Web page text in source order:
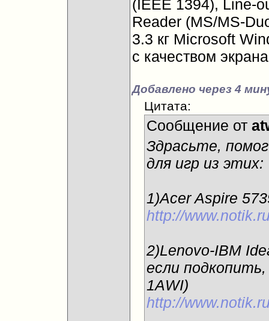
(IEEE 1394), Line-
Reader (MS/MS-
3.3 кг Microsoft
с качеством
Добавлено через 4
Цитата:
Сообщение от
Здрасьте,
для игр из этих:
1)Acer Aspire
http://
2)Lenovo-IBM
если
1AWI)
http://